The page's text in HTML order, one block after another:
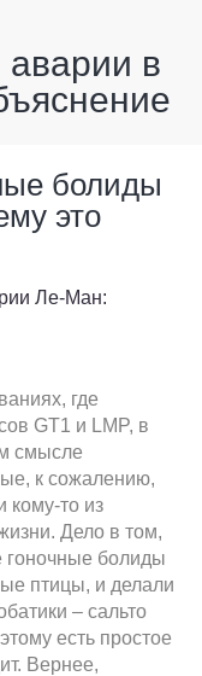
в
болиды
это
где
GT1 и LMP, в
смысле
к сожалению,
кому-то из
Дело в том,
гоночные болиды
птицы, и делали
– сальто
есть простое
Вернее,